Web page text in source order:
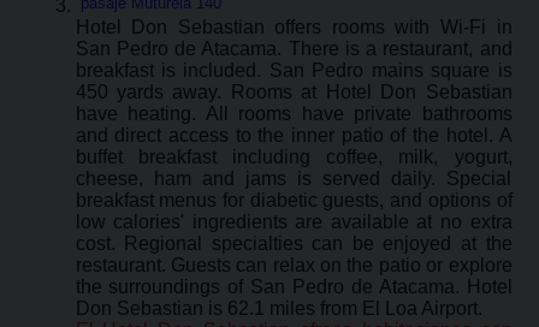
Hotel Don Sebastian offers rooms with Wi-Fi in
San Pedro de Atacama. There is a restaurant, and
breakfast is included. San Pedro mains square is
450 yards away. Rooms at Hotel Don Sebastian
have heating. All rooms have private bathrooms
and direct access to the inner patio of the hotel. A
buffet breakfast including coffee, milk, yogurt,
cheese, ham and jams is served daily. Special
breakfast menus for diabetic guests, and options of
low calories' ingredients are available at no extra
cost. Regional specialties can be enjoyed at the
restaurant. Guests can relax on the patio or explore
the surroundings of San Pedro de Atacama. Hotel
Don Sebastian is 62.1 miles from El Loa Airport.